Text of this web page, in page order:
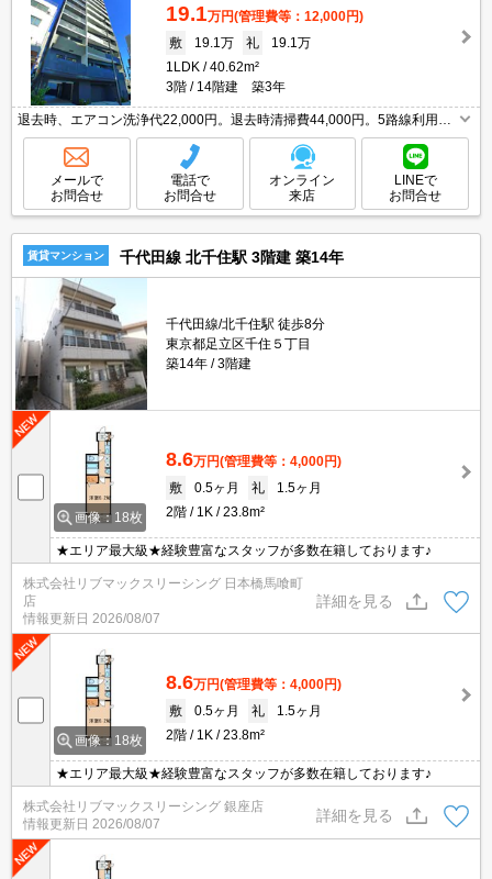
19.1万円(管理費等：12,000円)
敷
19.1万 礼
19.1万
1LDK
40.62m²
3階
14階建 築3年
退去時、エアコン洗浄代22,000円。退去時清掃費44,000円。5路線利用
可。インターネット無料。エアコン2基付き。追い焚き付き。ウォークイ
ンクローゼット付き。追い焚き付き。鉄筋コンクリート造。
メールで
お問合せ
電話で
お問合せ
オンライン
来店
LINEで
お問合せ
賃貸マンション 千代田線 北千住駅 3階建 築14年
千代田線/北千住駅 徒歩8分
東京都足立区千住５丁目
築14年
3階建
画像：18枚
8.6万円(管理費等：4,000円)
敷
0.5ヶ月 礼
1.5ヶ月
2階
1K 23.8m²
★エリア最大級★経験豊富なスタッフが多数在籍しております♪
株式会社リブマックスリーシング 日本橋馬喰町
店
情報更新日 2026/08/07
詳細を見る
画像：18枚
8.6万円(管理費等：4,000円)
敷
0.5ヶ月 礼
1.5ヶ月
2階
1K 23.8m²
★エリア最大級★経験豊富なスタッフが多数在籍しております♪
株式会社リブマックスリーシング 銀座店
情報更新日 2026/08/07
詳細を見る